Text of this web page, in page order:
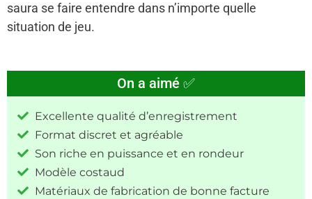
saura se faire entendre dans n’importe quelle
situation de jeu.
On a aimé ✅
Excellente qualité d’enregistrement
Format discret et agréable
Son riche en puissance et en rondeur
Modèle costaud
Matériaux de fabrication de bonne facture